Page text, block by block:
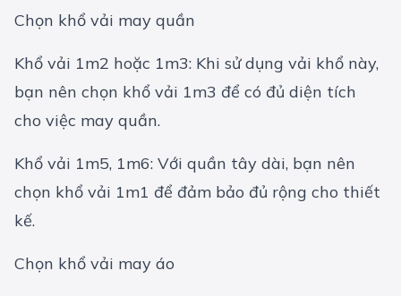
Chọn khổ vải may quần
Khổ vải 1m2 hoặc 1m3: Khi sử dụng vải khổ này,
bạn nên chọn khổ vải 1m3 để có đủ diện tích
cho việc may quần.
Khổ vải 1m5, 1m6: Với quần tây dài, bạn nên
chọn khổ vải 1m1 để đảm bảo đủ rộng cho thiết
kế.
Chọn khổ vải may áo